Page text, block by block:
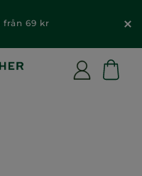
från 69 kr